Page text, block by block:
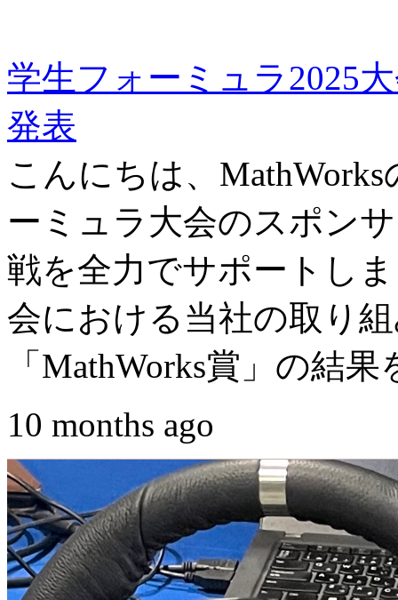
学生フォーミュラ2025
発表
こんにちは、
ーミュラ大会のスポン
戦を全力でサポートし
会における当社の取り
「MathWorks賞」の結
10 months ago